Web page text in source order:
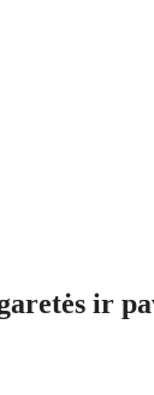
ir